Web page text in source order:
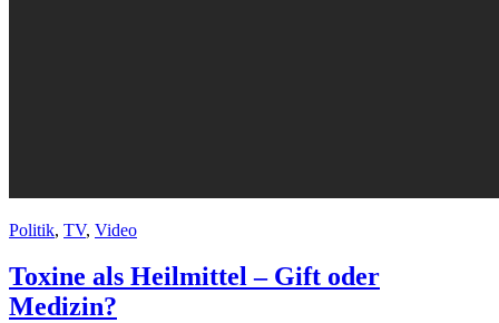
Politik, TV, Video
Toxine als Heilmittel – Gift oder
Medizin?